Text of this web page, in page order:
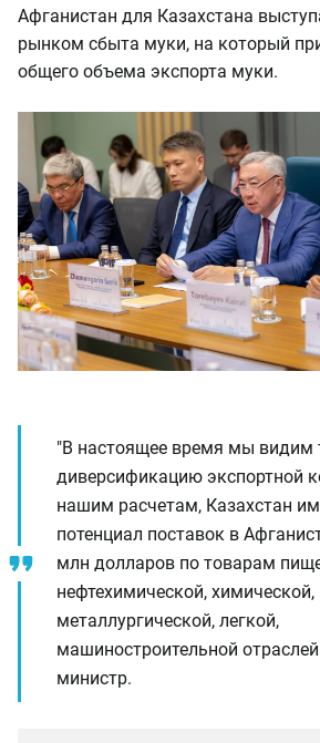
Афганистан для Казахстана
рынком сбыта муки, на который
общего объема экспорта муки.
"В настоящее время мы видим
диверсификацию экспортной
нашим расчетам, Казахстан
потенциал поставок в
млн долларов по товарам
нефтехимической, химической,
металлургической, легкой,
машиностроительной
министр.